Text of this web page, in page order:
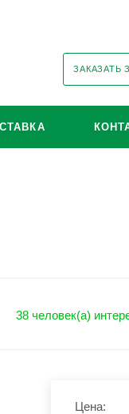
ЗАКАЗАТЬ
38 человек(а)
Цена: